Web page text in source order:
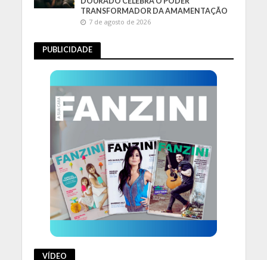
TRANSFORMADOR DA AMAMENTAÇÃO
7 de agosto de 2026
PUBLICIDADE
VÍDEO